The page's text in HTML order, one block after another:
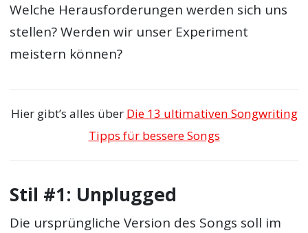
Welche Herausforderungen werden sich uns
stellen? Werden wir unser Experiment
meistern können?
Hier gibt’s alles über Die 13 ultimativen Songwriting
Tipps für bessere Songs
Stil #1: Unplugged
Die ursprüngliche Version des Songs soll im